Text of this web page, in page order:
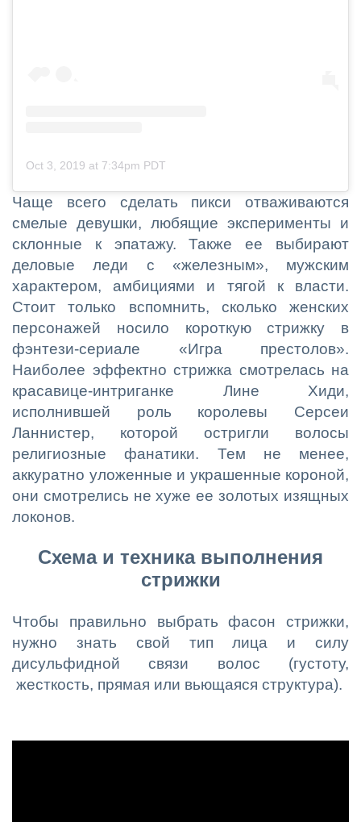
Oct 3, 2019 at 7:34pm PDT
Чаще всего сделать пикси отваживаются
смелые девушки, любящие эксперименты и
склонные к эпатажу. Также ее выбирают
деловые леди с «железным», мужским
характером, амбициями и тягой к власти.
Стоит только вспомнить, сколько женских
персонажей носило короткую стрижку в
фэнтези-сериале «Игра престолов».
Наиболее эффектно стрижка смотрелась на
красавице-интриганке Лине Хиди,
исполнившей роль королевы Серсеи
Ланнистер, которой остригли волосы
религиозные фанатики. Тем не менее,
аккуратно уложенные и украшенные короной,
они смотрелись не хуже ее золотых изящных
локонов.
Схема и техника выполнения
стрижки
Чтобы правильно выбрать фасон стрижки,
нужно знать свой тип лица и силу
дисульфидной связи волос (густоту,
жесткость, прямая или вьющаяся структура).